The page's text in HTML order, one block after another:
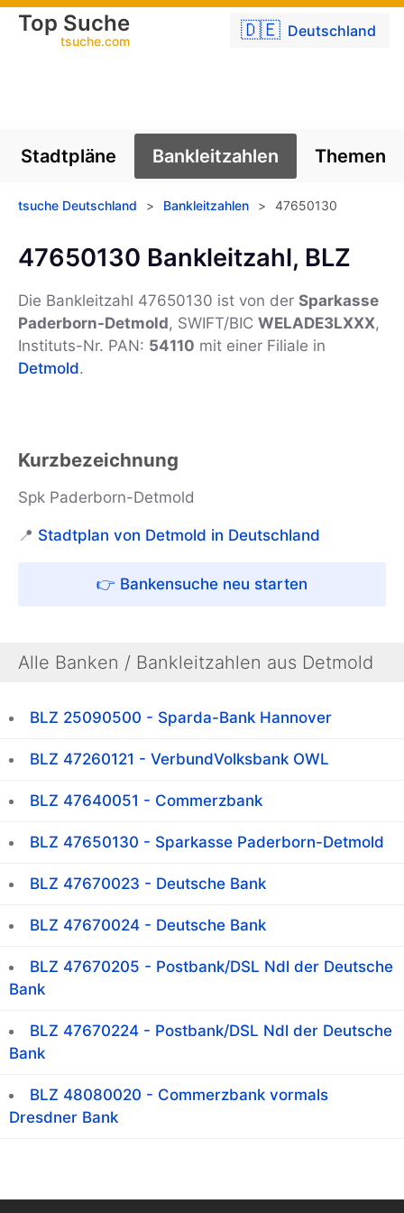
🇩🇪 Deutschland
Top Suche
tsuche.com
Stadtpläne Bankleitzahlen Themen
tsuche Deutschland > Bankleitzahlen > 47650130
47650130 Bankleitzahl, BLZ
Die Bankleitzahl 47650130 ist von der Sparkasse
Paderborn-Detmold, SWIFT/BIC WELADE3LXXX,
Instituts-Nr. PAN: 54110 mit einer Filiale in
Detmold.
Kurzbezeichnung
Spk Paderborn-Detmold
📍 Stadtplan von Detmold in Deutschland
👉 Bankensuche neu starten
Alle Banken / Bankleitzahlen aus Detmold
BLZ 25090500 - Sparda-Bank Hannover
BLZ 47260121 - VerbundVolksbank OWL
BLZ 47640051 - Commerzbank
BLZ 47650130 - Sparkasse Paderborn-Detmold
BLZ 47670023 - Deutsche Bank
BLZ 47670024 - Deutsche Bank
BLZ 47670205 - Postbank/DSL Ndl der Deutsche
Bank
BLZ 47670224 - Postbank/DSL Ndl der Deutsche
Bank
BLZ 48080020 - Commerzbank vormals
Dresdner Bank